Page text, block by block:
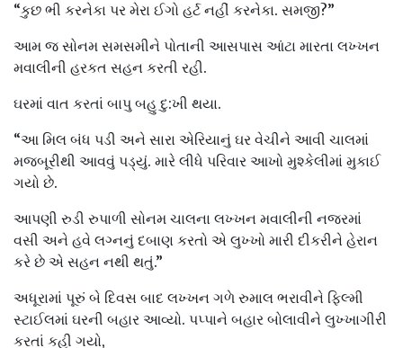
“કુછ ભી કરનેકા પર મેરા ઈગો હર્ટ નહીં કરનેકા. સમજી?”
આમ જ સોનમ સમસમીને પોતાની આસપાસ આંટા મારતા લખ્ખન
મવાલીની હરકત સહન કરતી રહી.
ઘરમાં વાત કરતાં બાપુ બહુ દુ:ખી થયા.
“આ મિલ બંધ પડી અને સારા એરિયાનું ઘર વેચીને આવી ચાલમાં
મજબૂરીથી આવવું પડ્યું. મારે લીધે પરિવાર આખો મુશ્કેલીમાં મુકાઈ
ગયો છે.
આપણી રુડી રુપાળી સોનમ ચાલના લખ્ખન મવાલીની નજરમાં
વસી અને હવે લગ્નનું દબાણ કરતો એ લુખ્ખો મારી દીકરીને હેરાન
કરે છે એ સહન નથી થતું.”
અધૂરામાં પૂરું બે દિવસ બાદ લખ્ખન ગળે રુમાલ ભરાવીને ફિલ્મી
સ્ટાઈલમાં ઘરની બહાર આવ્યો. પપ્પાને બહાર બોલાવીને લુખ્ખાગીરી
કરતાં કહી ગયો,